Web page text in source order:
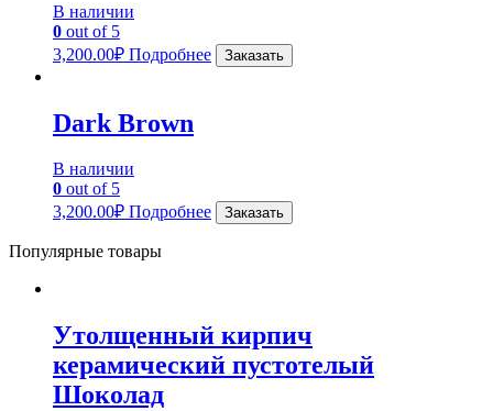
В наличии
0 out of 5
3,200.00₽ Подробнее Заказать
Dark Brown
В наличии
0 out of 5
3,200.00₽ Подробнее Заказать
Популярные товары
Утолщенный кирпич
керамический пустотелый
Шоколад